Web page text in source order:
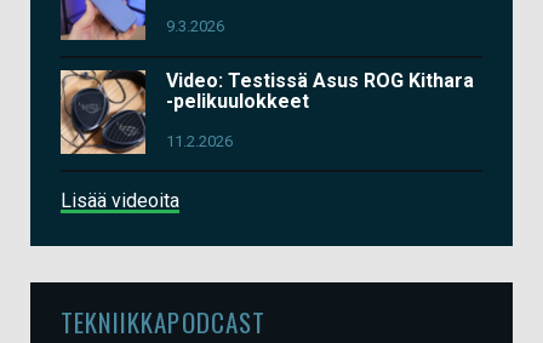
9.3.2026
Video: Testissä Asus ROG Kithara
-pelikuulokkeet
11.2.2026
Lisää videoita
TEKNIIKKAPODCAST